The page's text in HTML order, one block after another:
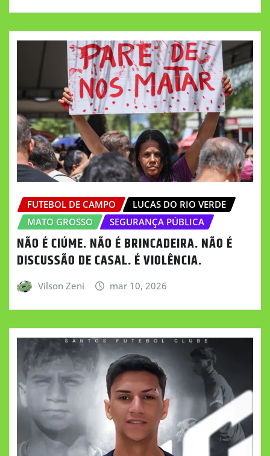
FUTEBOL DE CAMPO
LUCAS DO RIO VERDE
MATO GROSSO
SEGURANÇA PÚBLICA
NÃO É CIÚME. NÃO É BRINCADEIRA. NÃO É
DISCUSSÃO DE CASAL. É VIOLÊNCIA.
Vilson Zeni mar 10, 2026